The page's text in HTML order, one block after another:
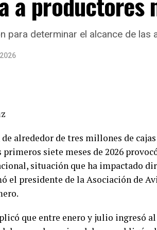
objetivo es garantizar que la
privilegiando el servicio que
que las investigaciones se
por lo que hasta el momento no
el anonimato señalaron que
intereses al interior de la
el grupo identificado como
Sánchez Ramos, Mauricio
Lara Barradas, Roberto Ibáñez y
por las autoridades
no han informado la
para determinar el alcance de las
alrededor de tres millones de
siete meses de 2026
situación que ha impactado
el presidente de la Asociación de
que entre enero y julio ingresó